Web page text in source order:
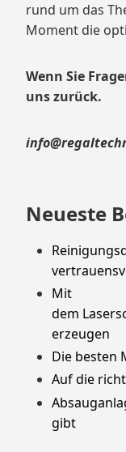
rund um das
Moment die
Wenn Sie
uns zurück.
Neueste
Mit
dem
erzeugen
Die besten
Auf die
gibt